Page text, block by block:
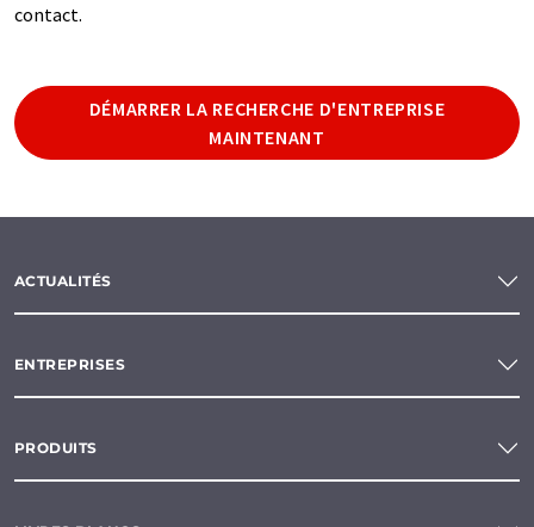
contact.
DÉMARRER LA RECHERCHE D'ENTREPRISE
MAINTENANT
ACTUALITÉS
ENTREPRISES
PRODUITS